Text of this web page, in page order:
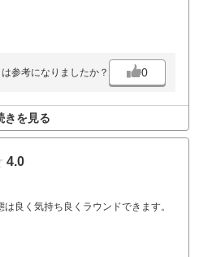
参考になりましたか？ 0
きを見る
4.0
良く気持ち良くラウンドできます。